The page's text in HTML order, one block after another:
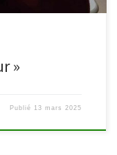
»
Publié 13 mars 2025